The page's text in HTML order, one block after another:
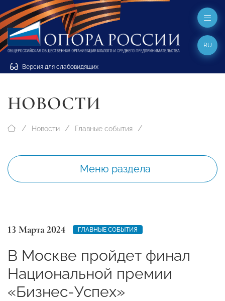
Версия для слабовидящих
RU
НОВОСТИ
Новости Главные события
Меню раздела
13 Марта 2024 ГЛАВНЫЕ СОБЫТИЯ
В Москве пройдет финал
Национальной премии
«Бизнес-Успех»